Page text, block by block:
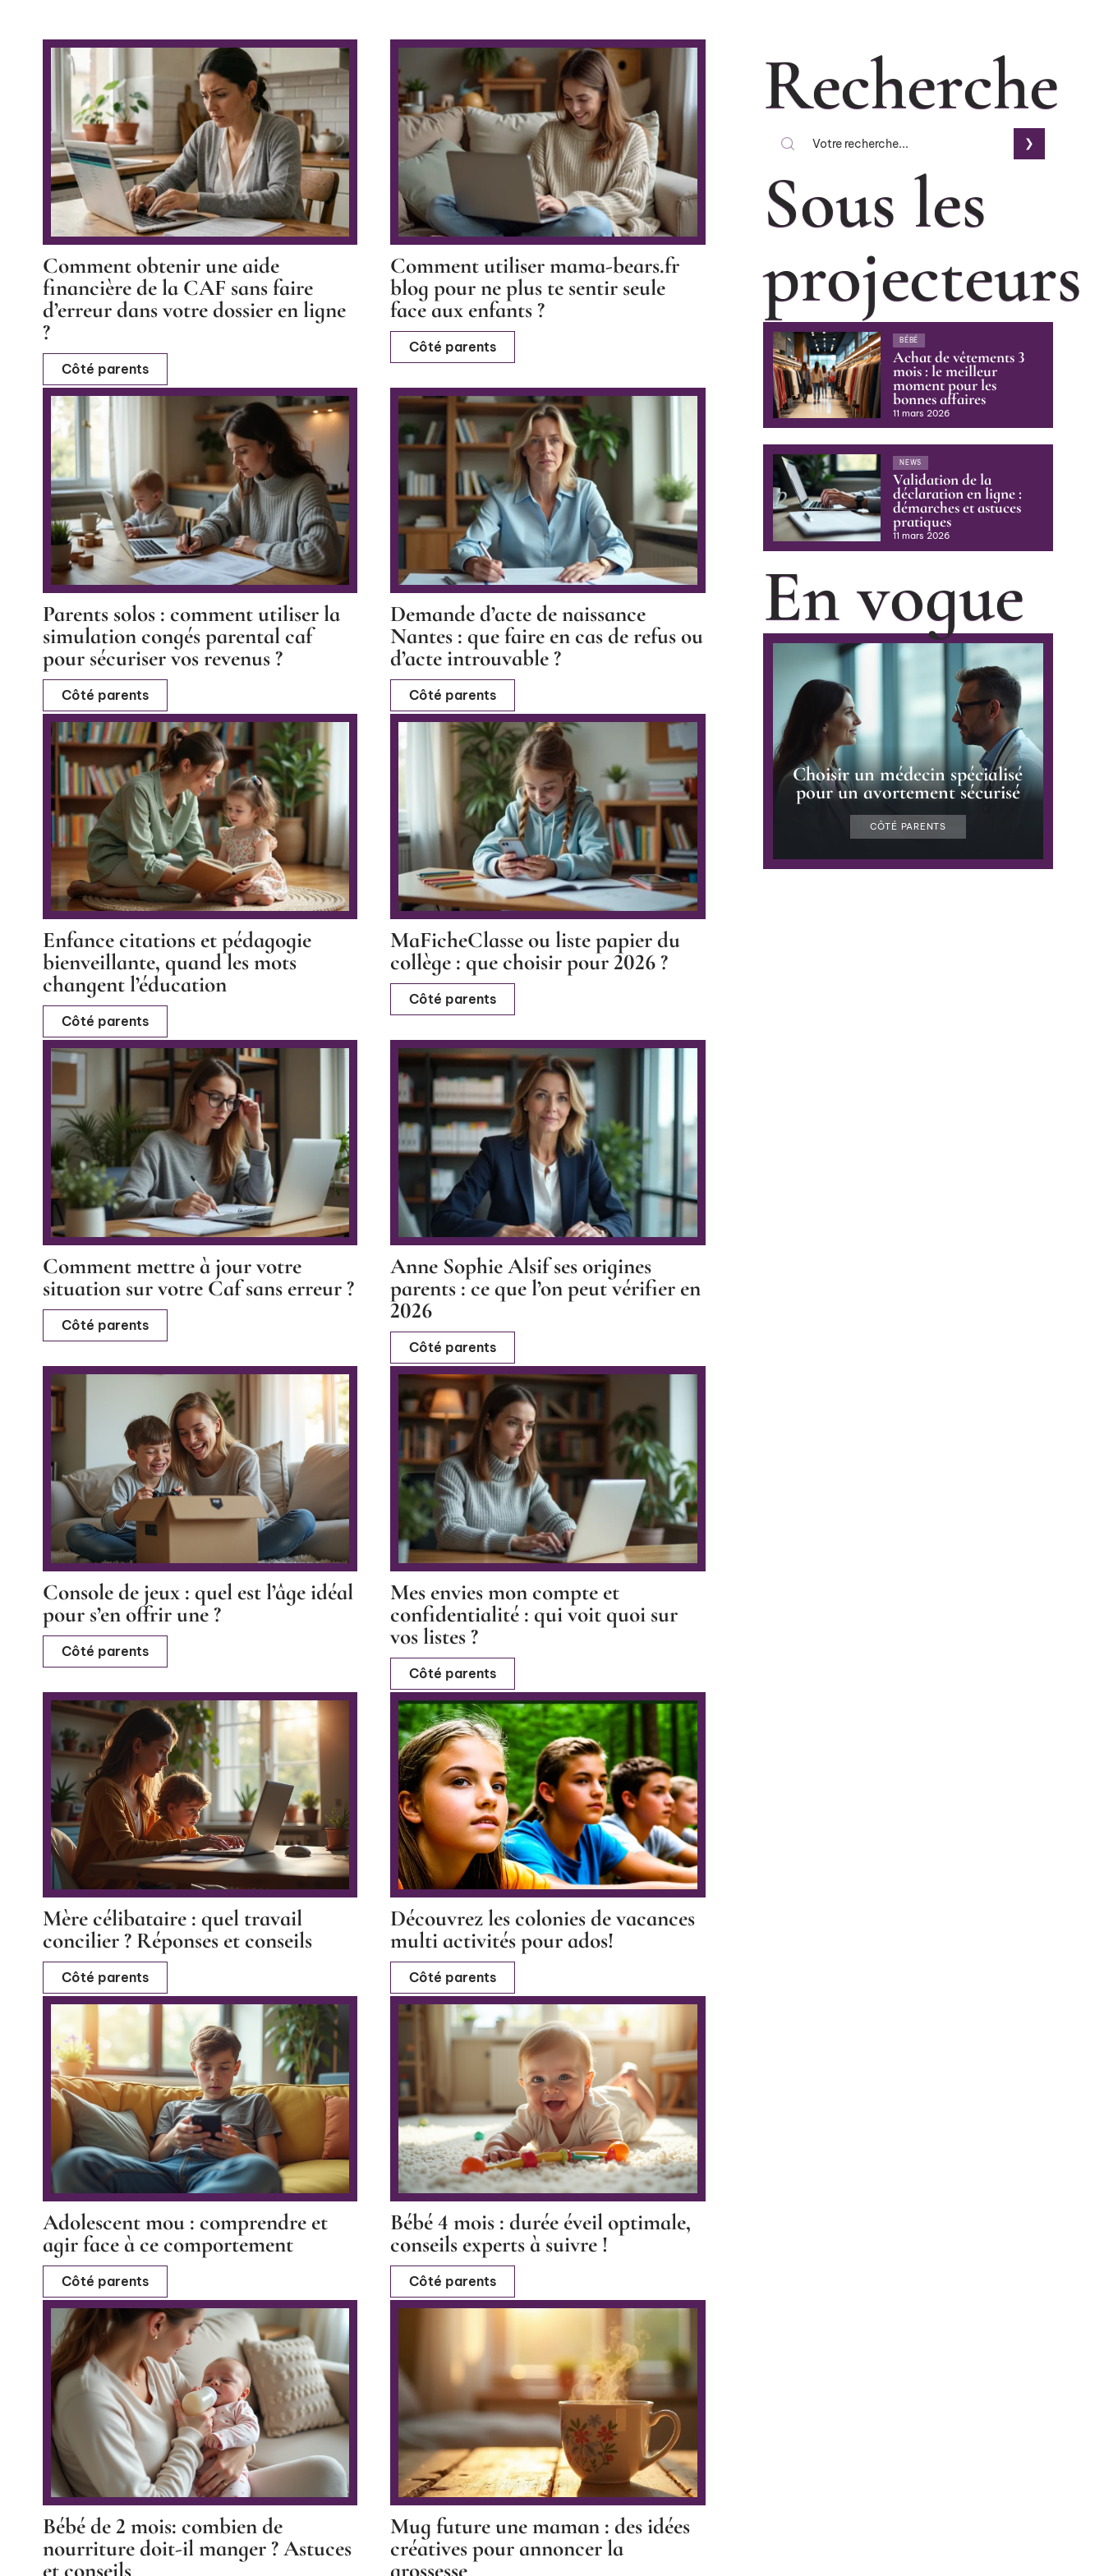
Comment obtenir une aide
financière de la CAF sans faire
d’erreur dans votre dossier en ligne
?
Côté parents
Comment utiliser mama-bears.fr
blog pour ne plus te sentir seule
face aux enfants ?
Côté parents
Parents solos : comment utiliser la
simulation congés parental caf
pour sécuriser vos revenus ?
Côté parents
Demande d’acte de naissance
Nantes : que faire en cas de refus ou
d’acte introuvable ?
Côté parents
Enfance citations et pédagogie
bienveillante, quand les mots
changent l’éducation
Côté parents
MaFicheClasse ou liste papier du
collège : que choisir pour 2026 ?
Côté parents
Comment mettre à jour votre
situation sur votre Caf sans erreur ?
Côté parents
Anne Sophie Alsif ses origines
parents : ce que l’on peut vérifier en
2026
Côté parents
Console de jeux : quel est l’âge idéal
pour s’en offrir une ?
Côté parents
Mes envies mon compte et
confidentialité : qui voit quoi sur
vos listes ?
Côté parents
Mère célibataire : quel travail
concilier ? Réponses et conseils
Côté parents
Découvrez les colonies de vacances
multi activités pour ados!
Côté parents
Adolescent mou : comprendre et
agir face à ce comportement
Côté parents
Bébé 4 mois : durée éveil optimale,
conseils experts à suivre !
Côté parents
Bébé de 2 mois: combien de
nourriture doit-il manger ? Astuces
Mug future une maman : des idées
créatives pour annoncer la
Recherche
Sous les
projecteurs
BÉBÉ
Achat de vêtements 3
mois : le meilleur
moment pour les
bonnes affaires
11 mars 2026
NEWS
Validation de la
déclaration en ligne :
démarches et astuces
pratiques
11 mars 2026
En vogue
Choisir un médecin spécialisé
pour un avortement sécurisé
CÔTÉ PARENTS